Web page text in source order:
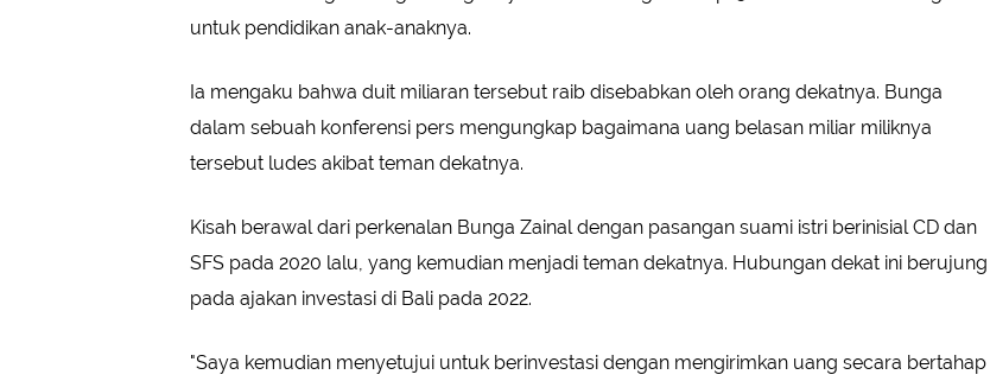
untuk pendidikan anak-anaknya.
Ia mengaku bahwa duit miliaran tersebut raib disebabkan oleh orang dekatnya. Bunga
dalam sebuah konferensi pers mengungkap bagaimana uang belasan miliar miliknya
tersebut ludes akibat teman dekatnya.
Kisah berawal dari perkenalan Bunga Zainal dengan pasangan suami istri berinisial CD dan
SFS pada 2020 lalu, yang kemudian menjadi teman dekatnya. Hubungan dekat ini berujung
pada ajakan investasi di Bali pada 2022.
"Saya kemudian menyetujui untuk berinvestasi dengan mengirimkan uang secara bertahap